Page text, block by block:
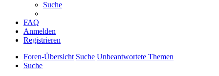
Suche
FAQ
Anmelden
Registrieren
Foren-Übersicht Suche Unbeantwortete Themen
Suche